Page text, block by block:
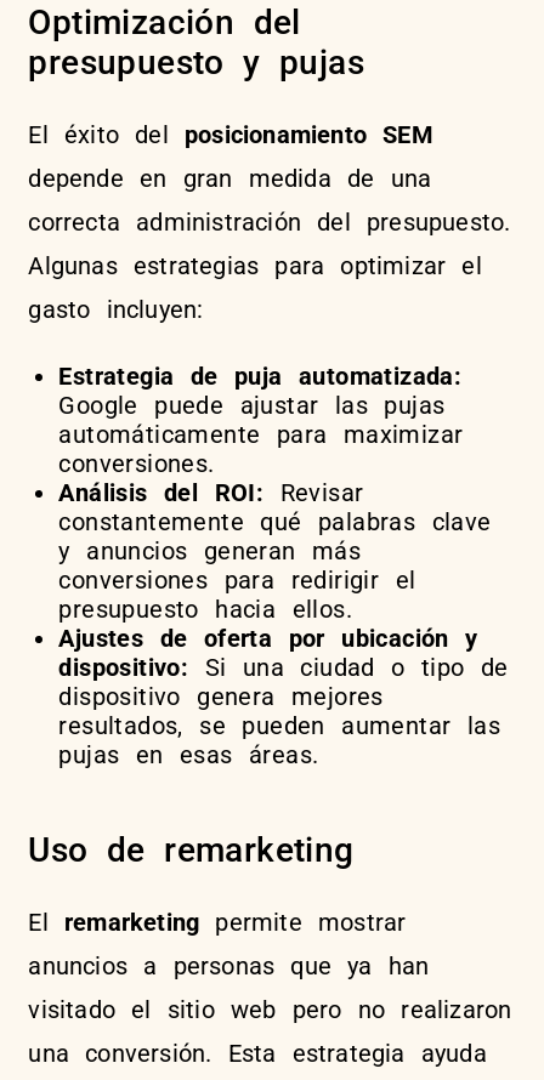
Optimización del
presupuesto y pujas
El éxito del posicionamiento SEM
depende en gran medida de una
correcta administración del presupuesto.
Algunas estrategias para optimizar el
gasto incluyen:
Estrategia de puja automatizada:
Google puede ajustar las pujas
automáticamente para maximizar
conversiones.
Análisis del ROI: Revisar
constantemente qué palabras clave
y anuncios generan más
conversiones para redirigir el
presupuesto hacia ellos.
Ajustes de oferta por ubicación y
dispositivo: Si una ciudad o tipo de
dispositivo genera mejores
resultados, se pueden aumentar las
pujas en esas áreas.
Uso de remarketing
El remarketing permite mostrar
anuncios a personas que ya han
visitado el sitio web pero no realizaron
una conversión. Esta estrategia ayuda